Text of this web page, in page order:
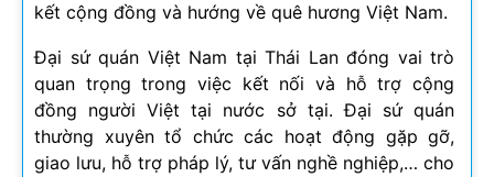
kết cộng đồng và hướng về quê hương Việt Nam.
Đại sứ quán Việt Nam tại Thái Lan đóng vai trò
quan trọng trong việc kết nối và hỗ trợ cộng
đồng người Việt tại nước sở tại. Đại sứ quán
thường xuyên tổ chức các hoạt động gặp gỡ,
giao lưu, hỗ trợ pháp lý, tư vấn nghề nghiệp,… cho